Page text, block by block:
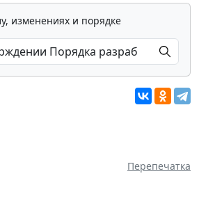
изменениях и порядке
Перепечатка